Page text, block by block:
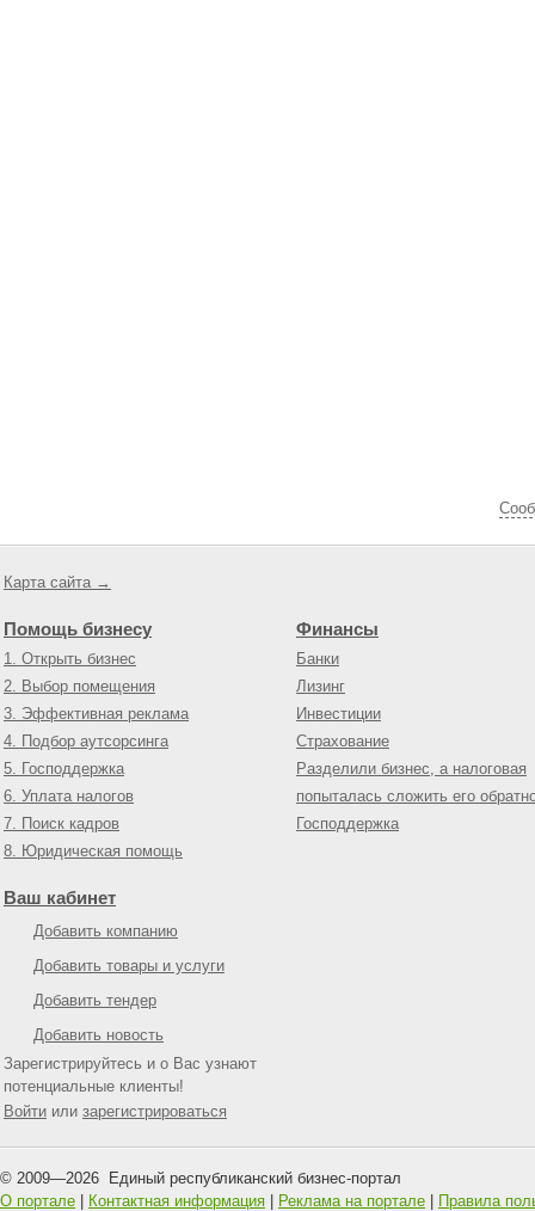
Карта сайта →
Помощь бизнесу
1. Открыть бизнес
2. Выбор помещения
3. Эффективная реклама
4. Подбор аутсорсинга
5. Господдержка
6. Уплата налогов
7. Поиск кадров
8. Юридическая помощь
Финансы
Банки
Лизинг
Инвестиции
Страхование
Разделили бизнес, а налоговая
попыталась сложить его
Господдержка
Ваш кабинет
Добавить компанию
Добавить товары и услуги
Добавить тендер
Добавить новость
Зарегистрируйтесь и о Вас узнают
потенциальные клиенты!
Войти или зарегистрироваться
© 2009—2026 Единый республиканский бизнес-портал
О портале
Контактная информация Реклама на портале Правила